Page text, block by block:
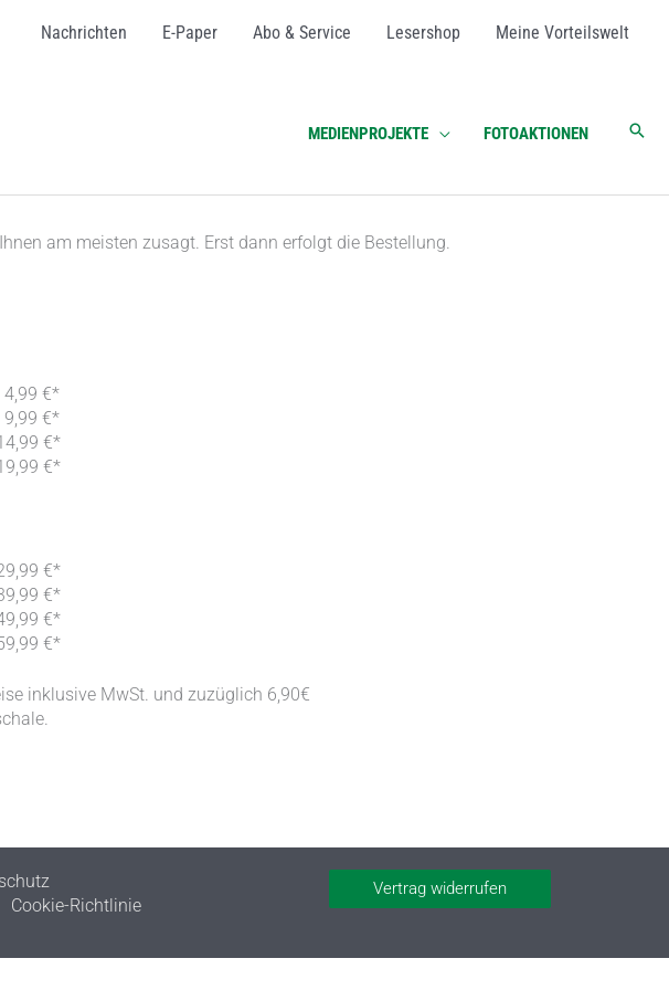
Nachrichten E-Paper Abo & Service Lesershop Meine Vorteilswelt
MEDIENPROJEKTE FOTOAKTIONEN
am meisten zusagt. Erst dann erfolgt die Bestellung.
€*
€*
€*
€*
€*
€*
€*
€*
inklusive MwSt. und zuzüglich 6,90€
Cookie-Richtlinie
Vertrag widerrufen